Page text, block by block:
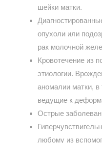
шейки матки.
опухоли или
рак молочной
Кровотечение из
этиологии.
аномалии матки,
ведущие к
Острые
любому из